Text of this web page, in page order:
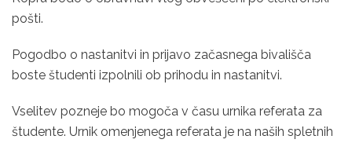
pošti.
Pogodbo o nastanitvi in prijavo začasnega bivališča
boste študenti izpolnili ob prihodu in nastanitvi.
Vselitev pozneje bo mogoča v času urnika referata za
študente. Urnik omenjenega referata je na naših spletnih